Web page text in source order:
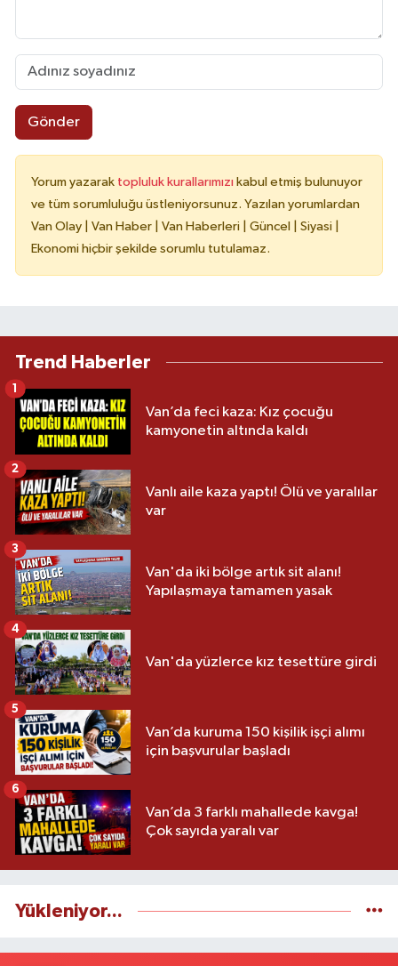
Gönder
Yorum yazarak topluluk kurallarımızı kabul etmiş bulunuyor
ve tüm sorumluluğu üstleniyorsunuz. Yazılan yorumlardan
Van Olay | Van Haber | Van Haberleri | Güncel | Siyasi |
Ekonomi hiçbir şekilde sorumlu tutulamaz.
Trend Haberler
Van’da feci kaza: Kız çocuğu
kamyonetin altında kaldı
1
Vanlı aile kaza yaptı! Ölü ve yaralılar
var
2
Van'da iki bölge artık sit alanı!
Yapılaşmaya tamamen yasak
3
Van'da yüzlerce kız tesettüre girdi
4
Van’da kuruma 150 kişilik işçi alımı
için başvurular başladı
5
Van’da 3 farklı mahallede kavga!
Çok sayıda yaralı var
6
Yükleniyor...